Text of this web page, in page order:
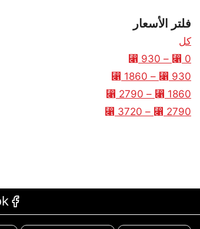
فلتر الأسعار
كل
⃁ 0
–
⃁ 930
⃁ 930
–
⃁ 1860
⃁ 1860
–
⃁ 2790
⃁ 2790
–
⃁ 3720